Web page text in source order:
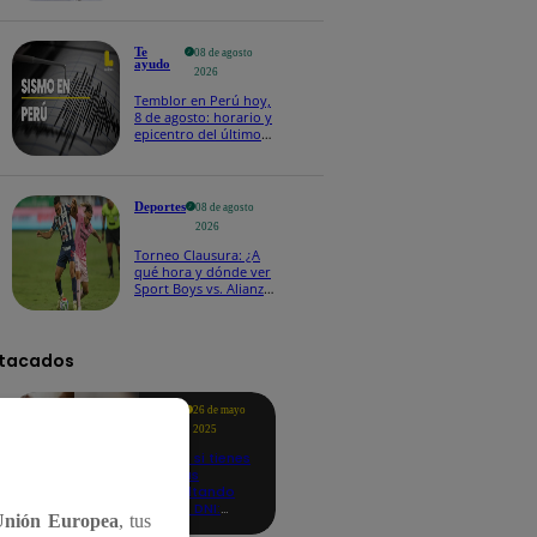
Te
ayudo
08 de agosto
2026
Temblor en Perú hoy,
8 de agosto: horario y
epicentro del último
Deportes
08 de agosto
2026
Torneo Clausura: ¿A
qué hora y dónde ver
Sport Boys vs. Alianza
26 de mayo
2025
Revisa si tienes
deudas
consultando
con tu DNI:
aquí los
Europea, tus